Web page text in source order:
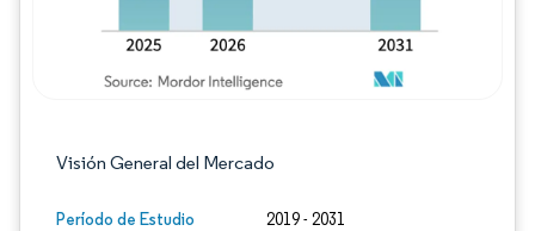
Visión General del Mercado
Período de Estudio 2019 - 2031